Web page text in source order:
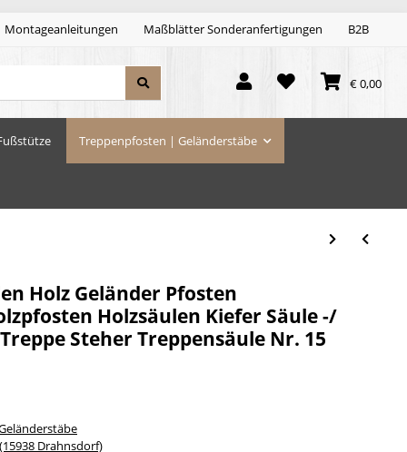
Montageanleitungen Maßblätter Sonderanfertigungen B2B
€ 0,00
Treppenpfosten | Geländerstäbe
Holz Geländer Pfosten
Holzsäulen Kiefer Säule -/
Steher Treppensäule Nr. 15
Drahnsdorf)